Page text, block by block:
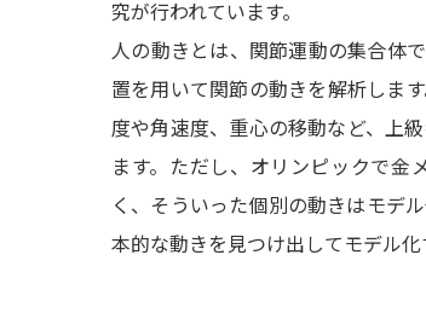
究が行われています。
人の動きとは、関節運動の集合体
置を用いて関節の動きを解析しま
度や角速度、重心の移動など、上
ます。ただし、オリンピックで
く、そういった個別の動きはモデ
本的な動きを見つけ出してモデル